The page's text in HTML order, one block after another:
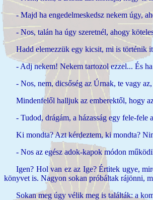
- Majd ha engedelmeskedsz nekem úgy,
- Nos, talán ha úgy szeretnél, ahogy
Hadd elemezzük egy kicsit, mi is történik
- Adj nekem! Nekem tartozol ezzel... És
- Nos, nem, dicsőség az Úrnak, te vagy
Mindenfelől halljuk az emberektől, hogy
- Tudod, drágám, a házasság egy fele-fele
Ki mondta? Azt kérdeztem, ki mondta?
- Nos az egész adok-kapok módon
Igen? Hol van ez az Ige? Értitek ugye,
könyvet is. Nagyon sokan próbáltak rájönni,
Sokan meg úgy vélik meg is találták: a